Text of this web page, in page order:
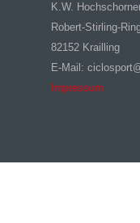
K.W.
Robert-Stirling-
82152 Krailling
E-Mail:
Impressum